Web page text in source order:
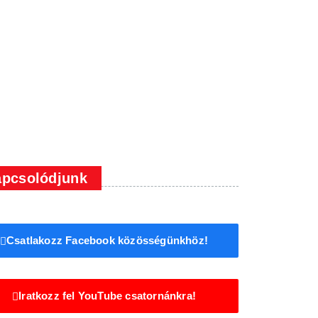
Csatlakozz Facebook közösségünkhöz!
Iratkozz fel YouTube csatornánkra!